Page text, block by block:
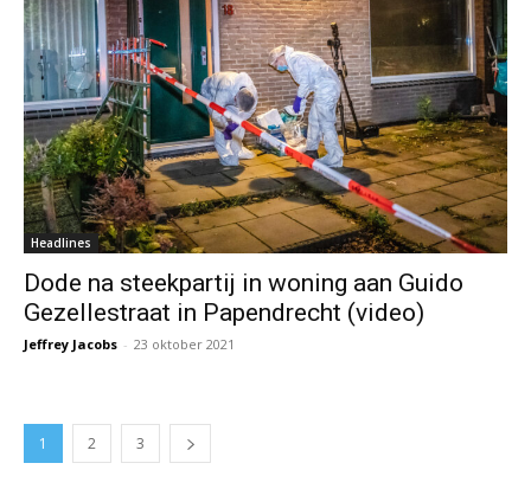
Headlines
Dode na steekpartij in woning aan Guido
Gezellestraat in Papendrecht (video)
Jeffrey Jacobs - 23 oktober 2021
1 2 3